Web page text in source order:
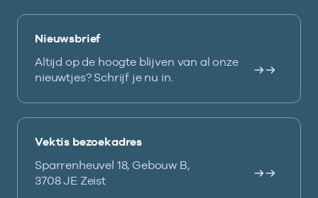
Nieuwsbrief
Altijd op de hoogte blijven van al onze
nieuwtjes? Schrijf je nu in.
Vektis bezoekadres
Sparrenheuvel 18, Gebouw B,
3708 JE Zeist